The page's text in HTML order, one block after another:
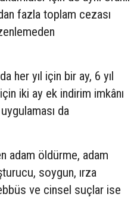
fazla toplam cezası
her yıl için bir ay, 6 yıl
iki ay ek indirim imkânı
da
adam öldürme, adam
soygun, ırza
ve cinsel suçlar ise